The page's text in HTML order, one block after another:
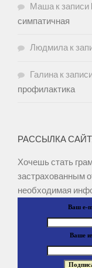
Маша к записи
симпатичная
Людмила к
Галина к
профилактика
РАССЫЛКА
Хочешь стать
застрахованным
необходимая
Ваш e-
Ваше